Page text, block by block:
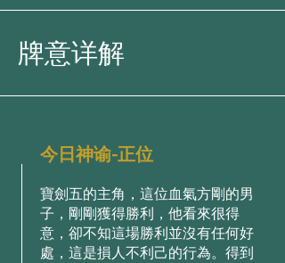
牌意详解
今日神谕-正位
寶劍五的主⻆，這位⾎氣⽅剛的男
⼦，剛剛獲得勝利，他看來很得
意，卻不知這場勝利並沒有任何好
處，這是損⼈不利⼰的⾏為。得到